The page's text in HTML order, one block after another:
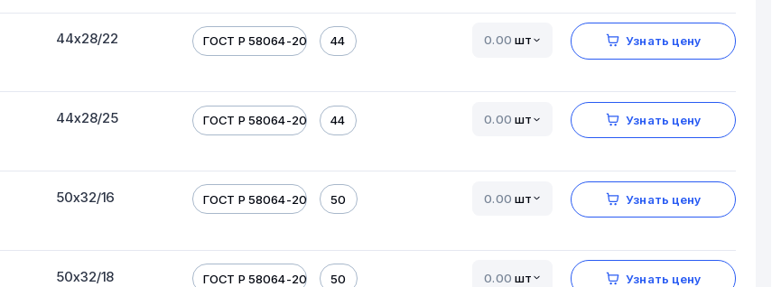
44х28/22 ГОСТ Р 58064-2018 44 шт Узнать цену
44х28/25 ГОСТ Р 58064-2018 44 шт Узнать цену
50х32/16 ГОСТ Р 58064-2018 50 шт Узнать цену
50х32/18 ГОСТ Р 58064-2018 50 шт Узнать цену